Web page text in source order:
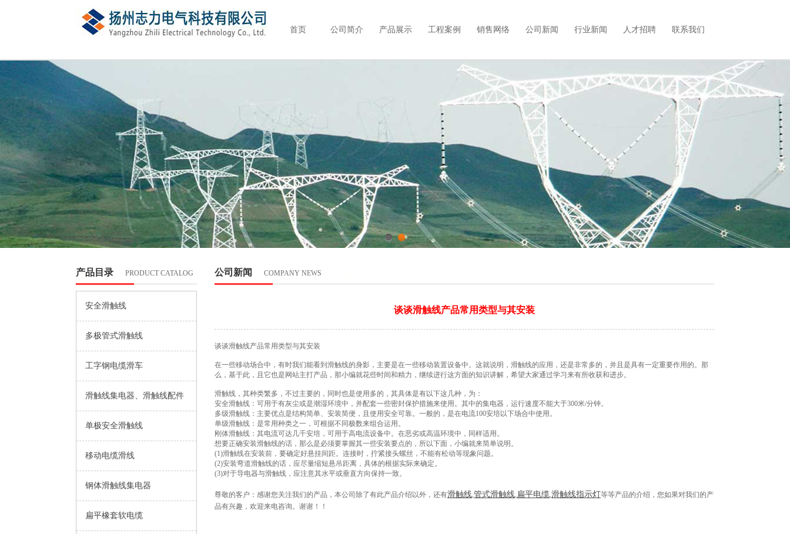
首页 公司简介 产品展示 工程案例 销售网络 公司新闻 行业新闻 人才招聘 联系我们
1 2
产品目录 PRODUCT CATALOG
安全滑触线
多极管式滑触线
工字钢电缆滑车
滑触线集电器、滑触线配件
单极安全滑触线
移动电缆滑线
钢体滑触线集电器
扁平橡套软电缆
公司新闻 COMPANY NEWS
谈谈滑触线产品常用类型与其安装
谈谈滑触线产品常用类型与其安装
在一些移动场合中，有时我们能看到滑触线的身影，主要是在一些移动装置设备中。这就说明，滑触线的应用，还是非常多的，并且是具有一定重要作用的。那
么，基于此，且它也是网站主打产品，那小编就花些时间和精力，继续进行这方面的知识讲解，希望大家通过学习来有所收获和进步。
滑触线，其种类繁多，不过主要的，同时也是使用多的，其具体是有以下这几种，为：
安全滑触线：可用于有灰尘或是潮湿环境中，并配套一些密封保护措施来使用。其中的集电器，运行速度不能大于300米/分钟。
多级滑触线：主要优点是结构简单、安装简便，且使用安全可靠。一般的，是在电流100安培以下场合中使用。
单级滑触线：是常用种类之一，可根据不同极数来组合运用。
刚体滑触线：其电流可达几千安培，可用于高电流设备中。在恶劣或高温环境中，同样适用。
想要正确安装滑触线的话，那么是必须要掌握其一些安装要点的，所以下面，小编就来简单说明。
(1)滑触线在安装前，要确定好悬挂间距。连接时，拧紧接头螺丝，不能有松动等现象问题。
(2)安装弯道滑触线的话，应尽量缩短悬吊距离，具体的根据实际来确定。
(3)对于导电器与滑触线，应注意其水平或垂直方向保持一致。
尊敬的客户：感谢您关注我们的产品，本公司除了有此产品介绍以外，还有滑触线,管式滑触线, 扁平电缆,滑触线指示灯等等产品的介绍，您如果对我们的产
品有兴趣，欢迎来电咨询。谢谢！！